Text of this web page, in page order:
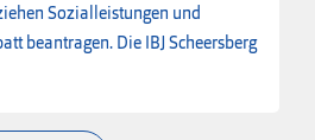
Sozialleistungen und
beantragen. Die IBJ Scheersberg